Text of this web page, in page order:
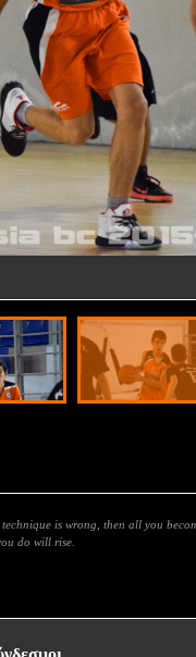
is wrong, then all you
do will rise.